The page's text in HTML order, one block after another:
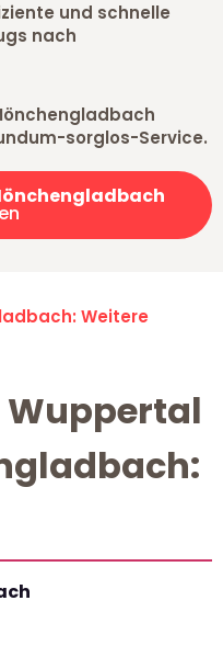
und schnelle
nach
sorglos-Service.
Weitere
Wuppertal